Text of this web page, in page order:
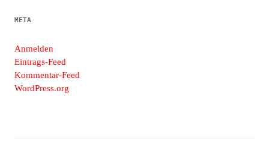
META
Anmelden
Eintrags-Feed
Kommentar-Feed
WordPress.org